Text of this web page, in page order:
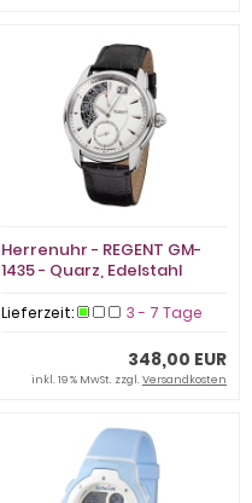
Herrenuhr - REGENT GM-
1435 - Quarz, Edelstahl
Lieferzeit: 3 - 7 Tage
348,00 EUR
inkl. 19 % MwSt. zzgl.Versandkosten